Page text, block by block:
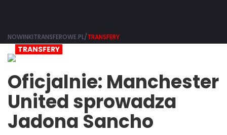
NOWINKITRANSFEROWE.PL/TRANSFERY
TRANSFERY
Oficjalnie: Manchester
United sprowadza
Jadona Sancho